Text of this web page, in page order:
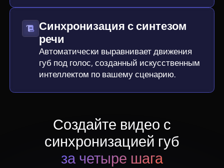
Синхронизация с синтезом
речи
Автоматически выравнивает движения
губ под голос, созданный искусственным
интеллектом по вашему сценарию.
Создайте видео с
синхронизацией губ
за четыре шага